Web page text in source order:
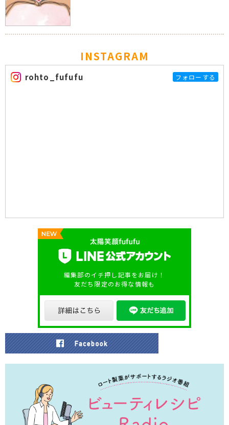
INSTAGRAM
rohto_fufufu フォローする
編集部のイチ押し記事をお届け！
友だち限定のお得な情報も